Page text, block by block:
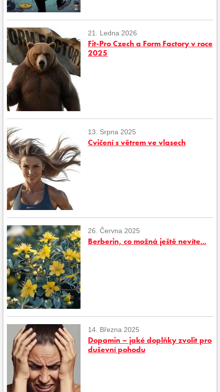
21. Ledna 2026
Fit-Pro Czech a Form Factory v roce
2025
13. Srpna 2025
Cvičení s větrem ve vlasech
26. Června 2025
Berberin, co možná ještě nevíte...
14. Března 2025
Dopamin – jaké doplňky zvolit pro
duševní pohodu